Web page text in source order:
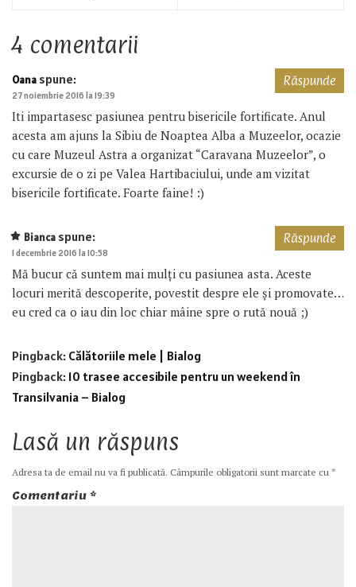
4 comentarii
Oana spune:
27 noiembrie 2016 la 19:39
Iti impartasesc pasiunea pentru bisericile fortificate. Anul
acesta am ajuns la Sibiu de Noaptea Alba a Muzeelor, ocazie
cu care Muzeul Astra a organizat “Caravana Muzeelor”, o
excursie de o zi pe Valea Hartibaciului, unde am vizitat
bisericile fortificate. Foarte faine! :)
Răspunde
Bianca spune:
1 decembrie 2016 la 10:58
Mă bucur că suntem mai mulți cu pasiunea asta. Aceste
locuri merită descoperite, povestit despre ele și promovate…
eu cred ca o iau din loc chiar mâine spre o rută nouă ;)
Răspunde
Pingback: Călătoriile mele | Bialog
Pingback: 10 trasee accesibile pentru un weekend în
Transilvania – Bialog
Lasă un răspuns
Adresa ta de email nu va fi publicată. Câmpurile obligatorii sunt marcate cu *
Comentariu *